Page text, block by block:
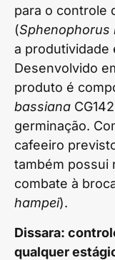
para o controle
(Sphenophorus
a produtividade
Desenvolvido
produto é
bassiana
germinação.
cafeeiro
também possui
combate à
hampei).
Dissara:
qualquer